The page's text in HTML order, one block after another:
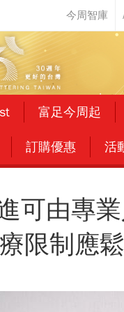
富足今周起
訂購優惠 活
可由專
限制應